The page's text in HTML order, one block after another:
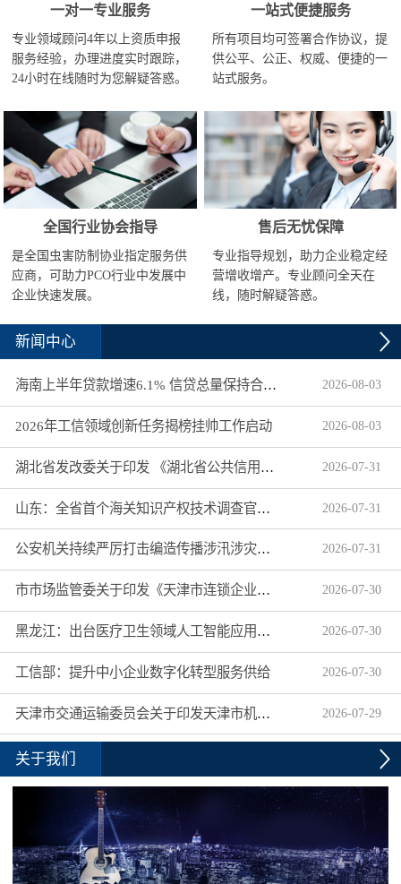
一对一专业服务
专业领域顾问4年以上资质申报
服务经验，办理进度实时跟踪，
24小时在线随时为您解疑答惑。
一站式便捷服务
所有项目均可签署合作协议，提
供公平、公正、权威、便捷的一
站式服务。
全国行业协会指导
是全国虫害防制协业指定服务供
应商，可助力PCO行业中发展中
企业快速发展。
售后无忧保障
专业指导规划，助力企业稳定经
营增收增产。专业顾问全天在
线，随时解疑答惑。
新闻中心
海南上半年贷款增速6.1% 信贷总量保持合理平稳增长 2026-08-03
2026年工信领域创新任务揭榜挂帅工作启动 2026-08-03
湖北省发改委关于印发 《湖北省公共信用信息目录（2026年版）》的通知 2026-07-31
山东：全省首个海关知识产权技术调查官制度落地济南自贸片区 2026-07-31
公安机关持续严厉打击编造传播涉汛涉灾网络谣言 2026-07-31
市市场监管委关于印发《天津市连锁企业食品经营许可“先证后核”信用承诺审批实施办法》的通知 2026-07-30
黑龙江：出台医疗卫生领域人工智能应用工作实施方案 2026-07-30
工信部：提升中小企业数字化转型服务供给 2026-07-30
天津市交通运输委员会关于印发天津市机动车驾驶员培训机构及教练员综合信用评价管理办法的通知 2026-07-29
关于我们